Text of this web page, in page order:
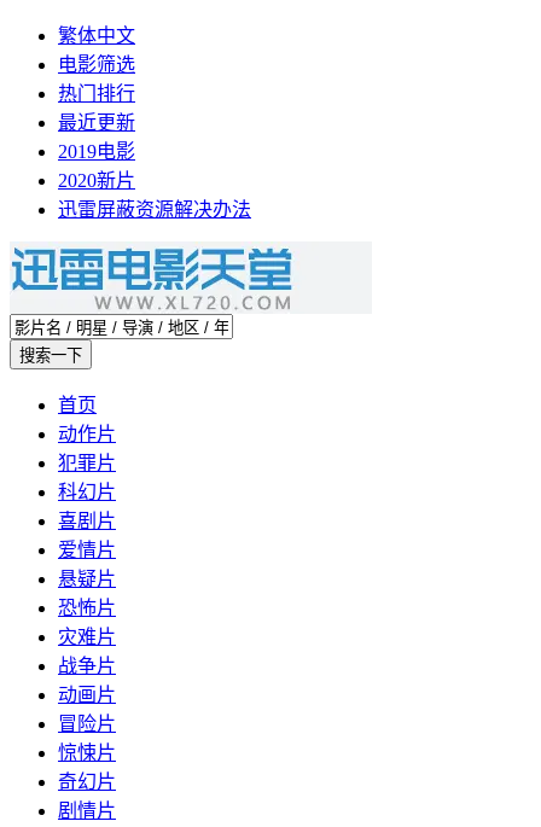
繁体中文
电影筛选
热门排行
最近更新
2019电影
2020新片
迅雷屏蔽资源解决办法
首页
动作片
犯罪片
科幻片
喜剧片
爱情片
悬疑片
恐怖片
灾难片
战争片
动画片
冒险片
惊悚片
奇幻片
剧情片